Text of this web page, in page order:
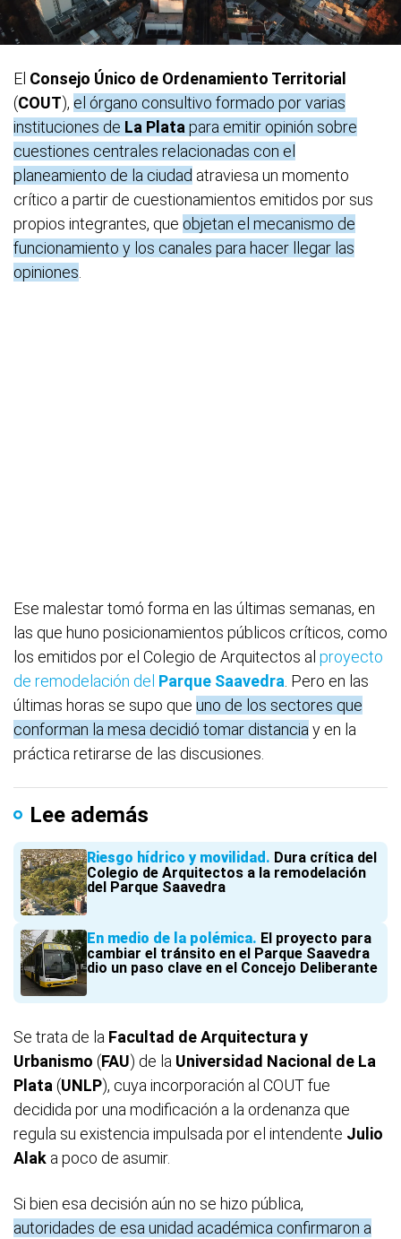
El Consejo Único de Ordenamiento Territorial
(COUT), el órgano consultivo formado por varias
instituciones de La Plata para emitir opinión sobre
cuestiones centrales relacionadas con el
planeamiento de la ciudad atraviesa un momento
crítico a partir de cuestionamientos emitidos por sus
propios integrantes, que objetan el mecanismo de
funcionamiento y los canales para hacer llegar las
opiniones
Ese malestar tomó forma en las últimas semanas, en
las que huno posicionamientos públicos críticos, como
los emitidos por el Colegio de Arquitectos al proyecto
de remodelación del Parque Saavedra . Pero en las
últimas horas se supo que uno de los sectores que
conforman la mesa decidió tomar distancia y en la
práctica retirarse de las discusiones.
Lee además
Riesgo hídrico y movilidad
Dura crítica del
Colegio de Arquitectos a la remodelación
del Parque Saavedra
En medio de la polémica El proyecto para
cambiar el tránsito en el Parque Saavedra
dio un paso clave en el Concejo Deliberante
Se trata de la Facultad de Arquitectura y
Urbanismo (FAU) de la Universidad Nacional de La
Plata (UNLP), cuya incorporación al COUT fue
decidida por una modificación a la ordenanza que
regula su existencia impulsada por el intendente Julio
Alak a poco de asumir.
Si bien esa decisión aún no se hizo pública,
autoridades de esa unidad académica confirmaron a